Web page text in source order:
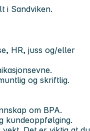
i Sandviken.
HR, juss og/eller
og skriftlig.
om BPA.
kundeoppfølging.